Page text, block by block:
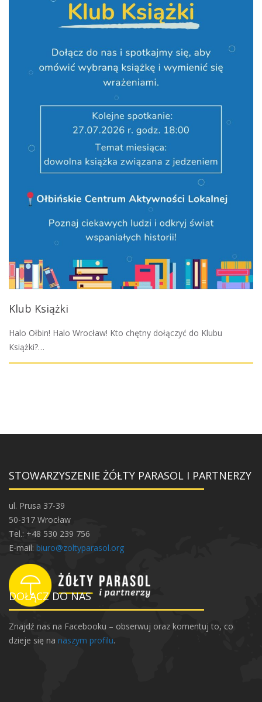
Klub Książki
Halo Ołbin! Halo Wrocław! Kto chętny dołączyć do Klubu
Książki?…
STOWARZYSZENIE ŻÓŁTY PARASOL I PARTNERZY
ul. Prusa 37-39
50-317 Wrocław
Tel.: +48 530 239 756
E-mail: biuro@zoltyparasol.org
DOŁĄCZ DO NAS
Znajdź nas na Facebooku – obserwuj oraz komentuj to, co
dzieje się na naszym profilu.